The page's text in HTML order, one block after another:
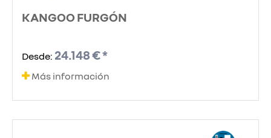
KANGOO FURGÓN
Desde: 24.148 € *
Más información